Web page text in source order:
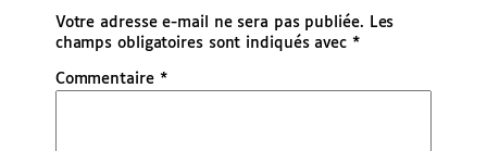
Votre adresse e-mail ne sera pas publiée.
Les
champs obligatoires sont indiqués avec *
Commentaire *